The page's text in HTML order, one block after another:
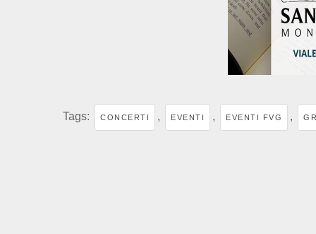
Tags: CONCERTI , EVENTI , EVENTI FVG ,